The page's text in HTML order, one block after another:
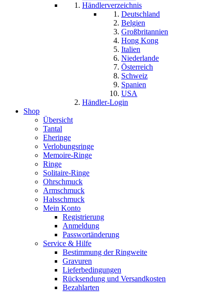
Händlerverzeichnis
Deutschland
Belgien
Großbritannien
Hong Kong
Italien
Niederlande
Österreich
Schweiz
Spanien
USA
Händler-Login
Shop
Übersicht
Tantal
Eheringe
Verlobungsringe
Memoire-Ringe
Ringe
Solitaire-Ringe
Ohrschmuck
Armschmuck
Halsschmuck
Mein Konto
Registrierung
Anmeldung
Passwortänderung
Service & Hilfe
Bestimmung der Ringweite
Gravuren
Lieferbedingungen
Rücksendung und Versandkosten
Bezahlarten